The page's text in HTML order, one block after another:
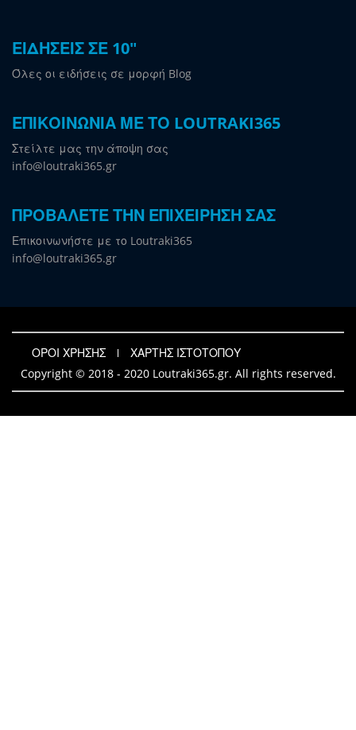
ΕΙΔΗΣΕΙΣ ΣΕ 10"
Όλες οι ειδήσεις σε μορφή Blog
ΕΠΙΚΟΙΝΩΝΙΑ ΜΕ ΤΟ LOUTRAKI365
Στείλτε μας την άποψη σας
info@loutraki365.gr
ΠΡΟΒΑΛΕΤΕ ΤΗΝ ΕΠΙΧΕΙΡΗΣΗ ΣΑΣ
Επικοινωνήστε με το Loutraki365
info@loutraki365.gr
ΟΡΟΙ ΧΡΗΣΗΣ
ΧΑΡΤΗΣ ΙΣΤΟΤΟΠΟΥ
Copyright © 2018 - 2020 Loutraki365.gr. All rights reserved.